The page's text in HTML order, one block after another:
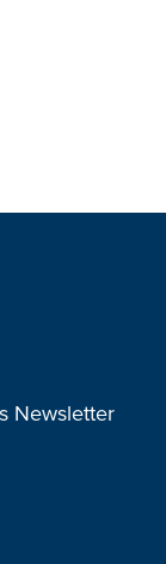
Newsletter